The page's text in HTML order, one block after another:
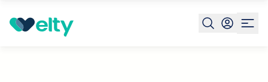
Prenota visita San Zeno Naviglio